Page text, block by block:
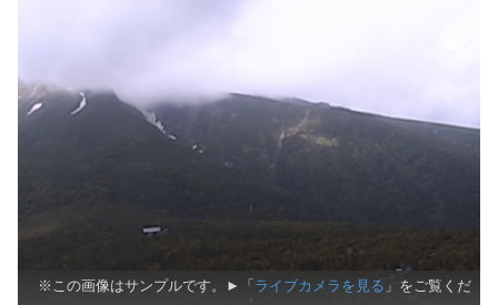
※この画像はサンプルです。►「 ライブカメラを見る 」をご覧くだ